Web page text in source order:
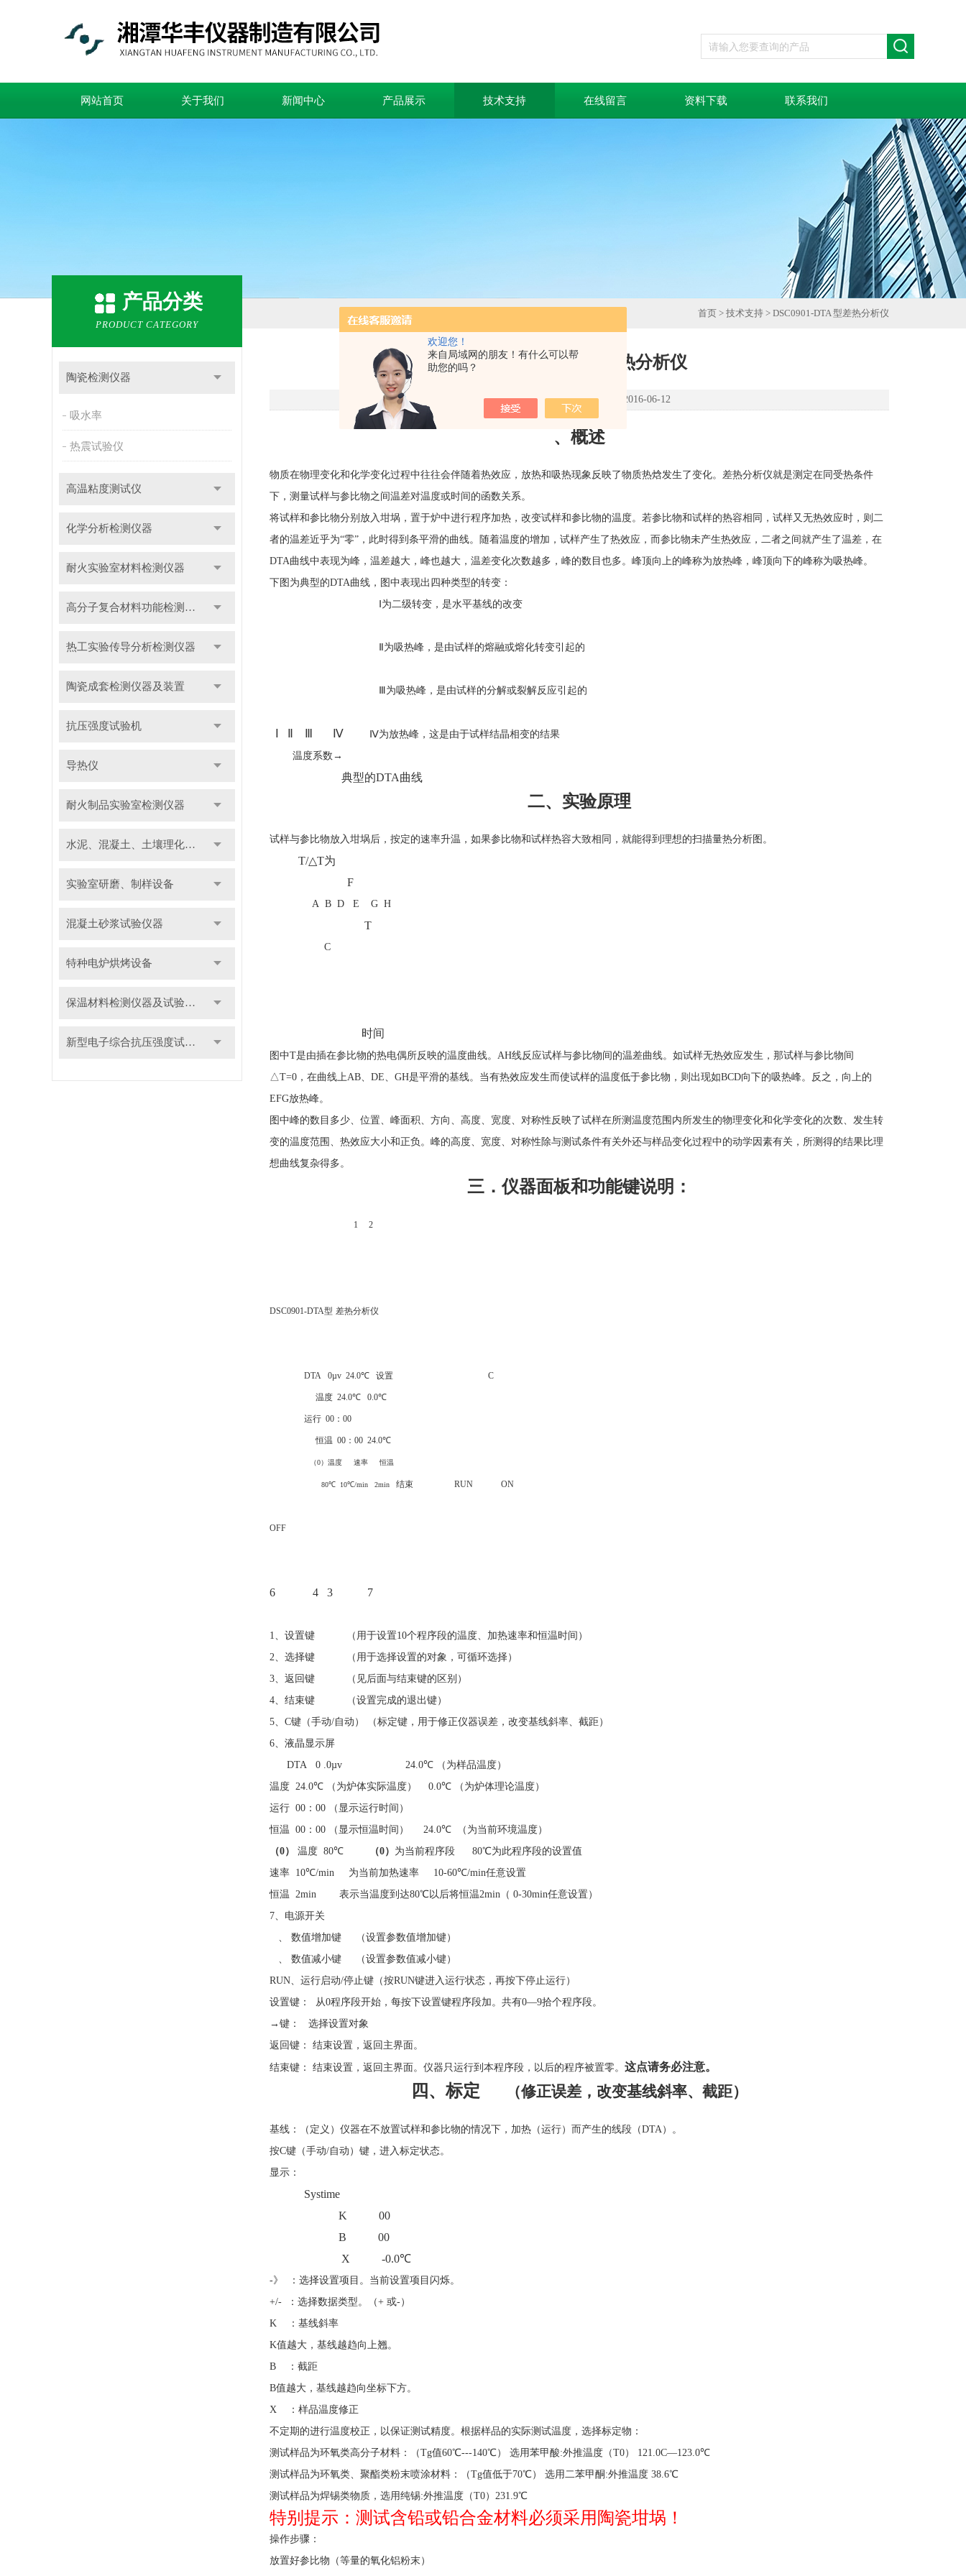
欢迎您！
来自局域网的朋友！有什么可以帮
助您的吗？
网站首页 关于我们 新闻中心 产品展示 技术支持 在线留言 资料下载 联系我们
产品分类
PRODUCT CATEGORY
陶瓷检测仪器
吸水率
热震试验仪
高温粘度测试仪
化学分析检测仪器
耐火实验室材料检测仪器
高分子复合材料功能检测仪器
热工实验传导分析检测仪器
陶瓷成套检测仪器及装置
抗压强度试验机
导热仪
耐火制品实验室检测仪器
水泥、混凝土、土壤理化检测仪器及装置
实验室研磨、制样设备
混凝土砂浆试验仪器
特种电炉烘烤设备
保温材料检测仪器及试验装置
新型电子综合抗压强度试验机
首页 > 技术支持 > DSC0901-DTA 型差热分析仪
DSC0901-DTA 型差热分析仪
点击次数：5334 更新时间：2016-06-12
、概述
物质在物理变化和化学变化过程中往往会伴随着热效应，放热和吸热现象反映了物质热焓发生了变化。差热分析仪就是测定在同受热条件
下，测量试样与参比物之间温差对温度或时间的函数关系。
将试样和参比物分别放入坩埚，置于炉中进行程序加热，改变试样和参比物的温度。若参比物和试样的热容相同，试样又无热效应时，则二
者的温差近乎为“零”，此时得到条平滑的曲线。随着温度的增加，试样产生了热效应，而参比物未产生热效应，二者之间就产生了温差，在
DTA曲线中表现为峰，温差越大，峰也越大，温差变化次数越多，峰的数目也多。峰顶向上的峰称为放热峰，峰顶向下的峰称为吸热峰。
下图为典型的DTA曲线，图中表现出四种类型的转变：
Ⅰ为二级转变，是水平基线的改变
Ⅱ为吸热峰，是由试样的熔融或熔化转变引起的
Ⅲ为吸热峰，是由试样的分解或裂解反应引起的
Ⅳ
Ⅳ为放热峰，这是由于试样结晶相变的结果
温度系数→
典型的DTA曲线
二、实验原理
试样与参比物放入坩埚后，按定的速率升温，如果参比物和试样热容大致相同，就能得到理想的扫描量热分析图。
T/△T为
F
A B D E G H
T
C
时间
图中T是由插在参比物的热电偶所反映的温度曲线。 AH线反应试样与参比物间的温差曲线。如试样无热效应发生，那试样与参比物间
△T=0 ，在曲线上AB、 DE、 GH是平滑的基线。当有热效应发生而使试样的温度低于参比物，则出现如BCD向下的吸热峰。反之，向上的
EFG放热峰。
图中峰的数目多少、位置、峰面积、方向、高度、宽度、对称性反映了试样在所测温度范围内所发生的物理变化和化学变化的次数、发生转
变的温度范围、热效应大小和正负。峰的高度、宽度、对称性除与测试条件有关外还与样品变化过程中的动学因素有关，所测得的结果比理
想曲线复杂得多。
三．仪器面板和功能键说明：
1 2
DSC0901-DTA型 差热分析仪
DTA 0µv 24.0℃ 设置 C
温度 24.0℃ 0.0℃
运行 00 ： 00
恒温 00 ： 00 24.0℃
（0）温度 速率 恒温
80℃ 10℃/min 2min 结束 RUN ON
OFF
6 4 3 7
1、设置键 （用于设置10个程序段的温度、加热速率和恒温时间）
2、选择键
（用于选择设置的对象，可循环选择）
3、返回键
（见后面与结束键的区别）
4、结束键
（设置完成的退出键）
5、 C键（手动/自动）
（标定键，用于修正仪器误差，改变基线斜率、截距）
6、液晶显示屏
DTA 0 .0µv 24.0℃
（为样品温度）
温度 24.0℃ （为炉体实际温度） 0.0℃
（为炉体理论温度）
运行 00 ： 00
（显示运行时间）
恒温 00 ： 00 （显示恒温时间） 24.0℃
（为当前环境温度）
（0） 温度 80℃ （0） 为当前程序段 80℃为此程序段的设置值
速率 10℃/min 为当前加热速率 10-60℃/min任意设置
恒温 2min 表示当温度到达80℃以后将恒温2min （ 0-30min任意设置）
7、电源开关
、
数值增加键
（设置参数值增加键）
、
数值减小键
（设置参数值减小键）
RUN、运行启动/停止键（按RUN键进入运行状态，再按下停止运行）
设置键：
从0程序段开始，每按下设置键程序段加。共有0—9拾个程序段。
→键：
选择设置对象
返回键：
结束设置，返回主界面。
结束键： 结束设置，返回主界面。仪器只运行到本程序段，以后的程序被置零。 这点请务必注意。
四 、标定 （修正误差，改变基线斜率、截距）
基线：（定义）仪器在不放置试样和参比物的情况下，加热（运行）而产生的线段（DTA）。
按C键（手动/自动）键，进入标定状态。
显示：
Systime
K 00
B 00
X -0.0℃
-》 ：选择设置项目。当前设置项目闪烁。
+/-
：选择数据类型。（+ 或-）
K
：基线斜率
K值越大，基线越趋向上翘。
B
：截距
B值越大，基线越趋向坐标下方。
X
：样品温度修正
不定期的进行温度校正，以保证测试精度。根据样品的实际测试温度，选择标定物：
测试样品为环氧类高分子材料：（Tg值60℃---140℃） 选用苯甲酸:外推温度（T0） 121.0C—123.0℃
测试样品为环氧类、聚酯类粉末喷涂材料：（Tg值低于70℃） 选用二苯甲酮:外推温度 38.6℃
测试样品为焊锡类物质，选用纯锡:外推温度（T0）231.9℃
特别提示：测试含铅或铅合金材料必须采用陶瓷坩埚！
操作步骤：
放置好参比物（等量的氧化铝粉末）